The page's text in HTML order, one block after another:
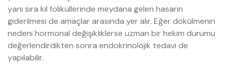
yanı sıra kıl foliküllerinde meydana gelen hasarın
giderilmesi de amaçlar arasında yer alır. Eğer dökülmenin
nedeni hormonal değişikliklerse uzman bir hekim durumu
değerlendirdikten sonra endokrinolojik tedavi de
yapılabilir.